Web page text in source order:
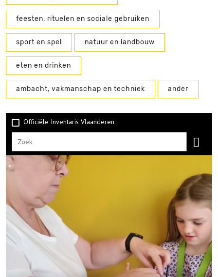
feesten, rituelen en sociale gebruiken
sport en spel natuur en landbouw
eten en drinken
ambacht, vakmanschap en techniek ander
Officiële Inventaris Vlaanderen